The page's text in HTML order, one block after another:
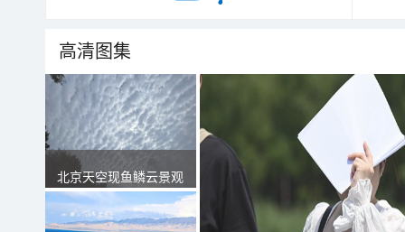
高清图集
北京天空现鱼鳞云景观